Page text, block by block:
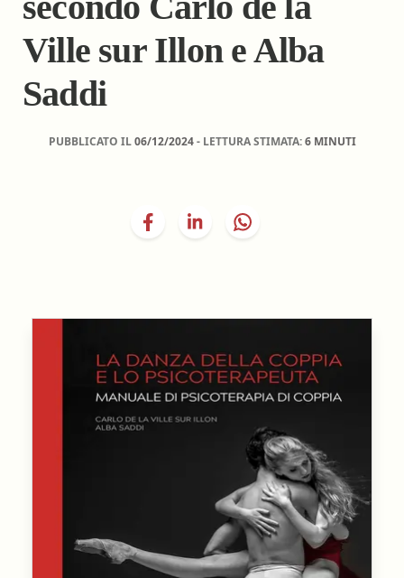
Ville sur Illon e Alba
Saddi
PUBBLICATO IL06/12/2024- LETTURA STIMATA:6 MINUTI